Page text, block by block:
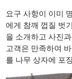
요구 사항이 이미
에게 참깨 껍질 벗
을 소개하고 사진
고객은 만족하여
를 나무 상자에 포